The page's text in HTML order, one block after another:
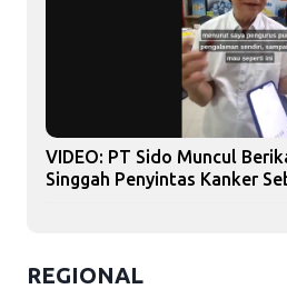
VIDEO: PT Sido Muncul
Singgah Penyintas Kanker
REGIONAL